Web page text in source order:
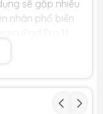
sẽ gặp nhiều
nhân phổ biến
chân cắm hoặc
còn, nhưng